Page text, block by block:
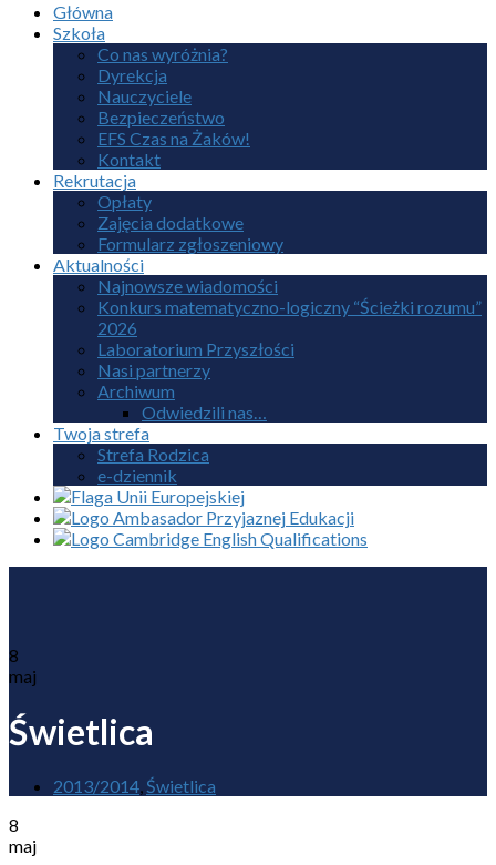
Główna
Szkoła
Co nas wyróżnia?
Dyrekcja
Nauczyciele
Bezpieczeństwo
EFS Czas na Żaków!
Kontakt
Rekrutacja
Opłaty
Zajęcia dodatkowe
Formularz zgłoszeniowy
Aktualności
Najnowsze wiadomości
Konkurs matematyczno-logiczny “Ścieżki rozumu”
2026
Laboratorium Przyszłości
Nasi partnerzy
Archiwum
Odwiedzili nas…
Twoja strefa
Strefa Rodzica
e-dziennik
8
maj
Świetlica
2013/2014,Świetlica
8
maj